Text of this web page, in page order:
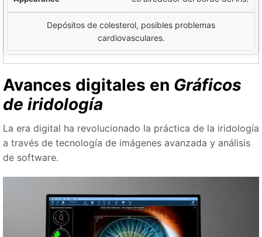
Depósitos de colesterol, posibles problemas
cardiovasculares.
Avances digitales en Gráficos
de iridología
La era digital ha revolucionado la práctica de la iridología
a través de tecnología de imágenes avanzada y análisis
de software.